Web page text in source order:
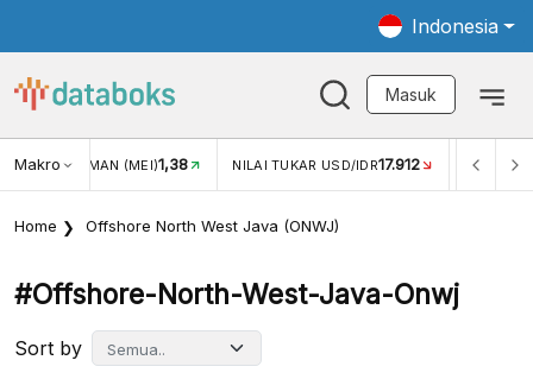
Indonesia
Masuk
MakroWISMAN (MEI)1,38 NILAI TUKAR USD/IDR17.912 INFLASI
Home Offshore North West Java (ONWJ)
#offshore-North-West-Java-Onwj
Sort by